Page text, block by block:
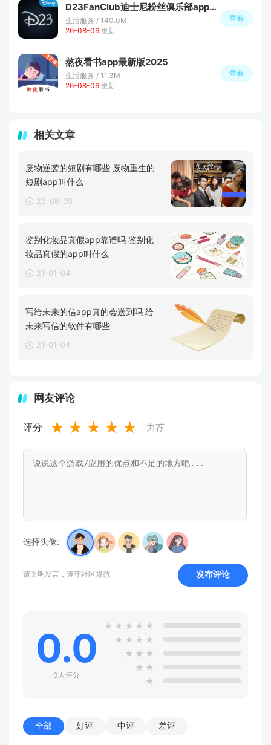
D23FanClub迪士尼粉丝俱乐部app手机版
生活服务 / 140.0M
26-08-06 更新
查看
熬夜看书app最新版2025
生活服务 / 11.3M
26-08-06 更新
查看
相关文章
废物逆袭的短剧有哪些 废物重生的
短剧app叫什么
23-08-30
鉴别化妆品真假app靠谱吗 鉴别化
妆品真假的app叫什么
21-01-04
写给未来的信app真的会送到吗 给
未来写信的软件有哪些
21-01-04
网友评论
评分 ★ ★ ★ ★ ★ 力荐
选择头像:
请文明发言，遵守社区规范 发布评论
0.0
0人评分
★ ★ ★ ★ ★
★ ★ ★ ★
★ ★ ★
★ ★
★
全部 好评 中评 差评